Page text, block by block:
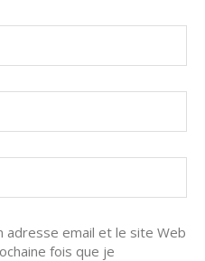
adresse email et le site Web
fois que je